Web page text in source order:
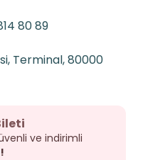
80 89
Terminal, 80000
ve indirimli